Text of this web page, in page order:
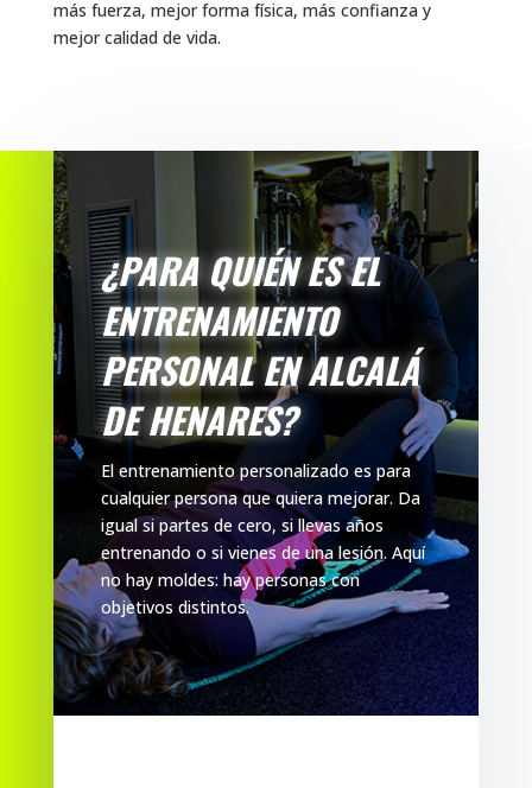
más fuerza, mejor forma física, más confianza y
mejor calidad de vida.
¿PARA QUIÉN ES EL
ENTRENAMIENTO
PERSONAL EN ALCALÁ
DE HENARES?
El entrenamiento personalizado es para
cualquier persona que quiera mejorar. Da
igual si partes de cero, si llevas años
entrenando o si vienes de una lesión. Aquí
no hay moldes: hay personas con
objetivos distintos.